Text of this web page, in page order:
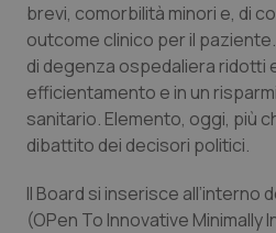
Lombardia
Marche
Molise
Piemonte
Dolore
Donna & Salute
Epatiti
HIV
brevi, comorbilità minori e, di
outcome clinico per il
di degenza ospedaliera ridotti
efficientamento e in un
sanitario. Elemento, oggi, più
dibattito dei decisori politici.
Il Board si inserisce all’interno
(OPen To Innovative Minimally